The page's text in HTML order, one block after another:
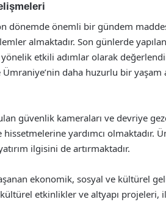
dönemde önemli bir gündem
almaktadır. Son günlerde
yönelik etkili adımlar olarak
daha huzurlu bir yaşam
güvenlik kameraları ve devriye
yardımcı olmaktadır.
ilgisini de artırmaktadır.
ekonomik, sosyal ve kültürel
kültürel etkinlikler ve altyapı